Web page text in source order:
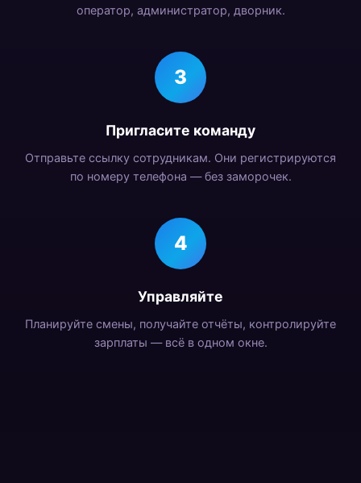
оператор, администратор, дворник.
3
Пригласите команду
Отправьте ссылку сотрудникам. Они регистрируются
по номеру телефона — без заморочек.
4
Управляйте
Планируйте смены, получайте отчёты, контролируйте
зарплаты — всё в одном окне.